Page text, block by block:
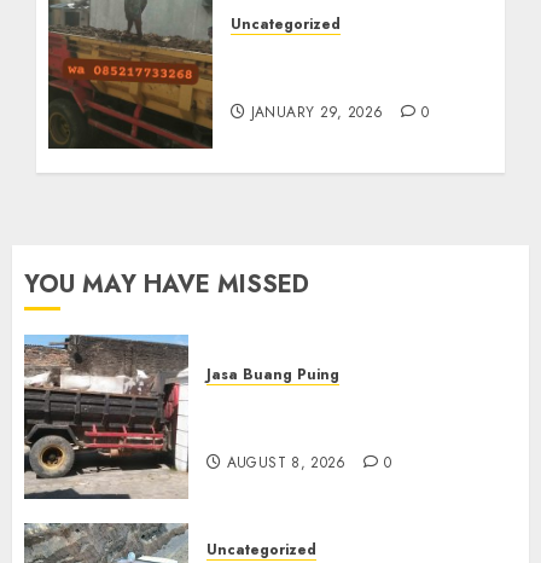
Uncategorized
JANUARY 29, 2026 0
YOU MAY HAVE MISSED
Jasa Buang Puing
AUGUST 8, 2026 0
Uncategorized